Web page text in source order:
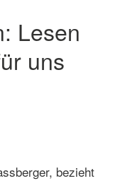
Lesen
uns
bezieht